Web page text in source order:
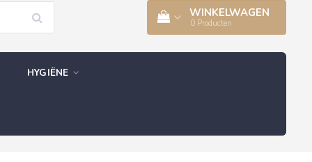
WINKELWAGEN
0 Producten
HYGIËNE